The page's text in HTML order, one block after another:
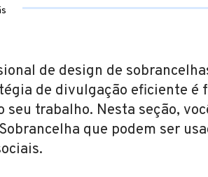
de design de
de divulgação eficiente é
seu trabalho. Nesta seção,
que podem ser